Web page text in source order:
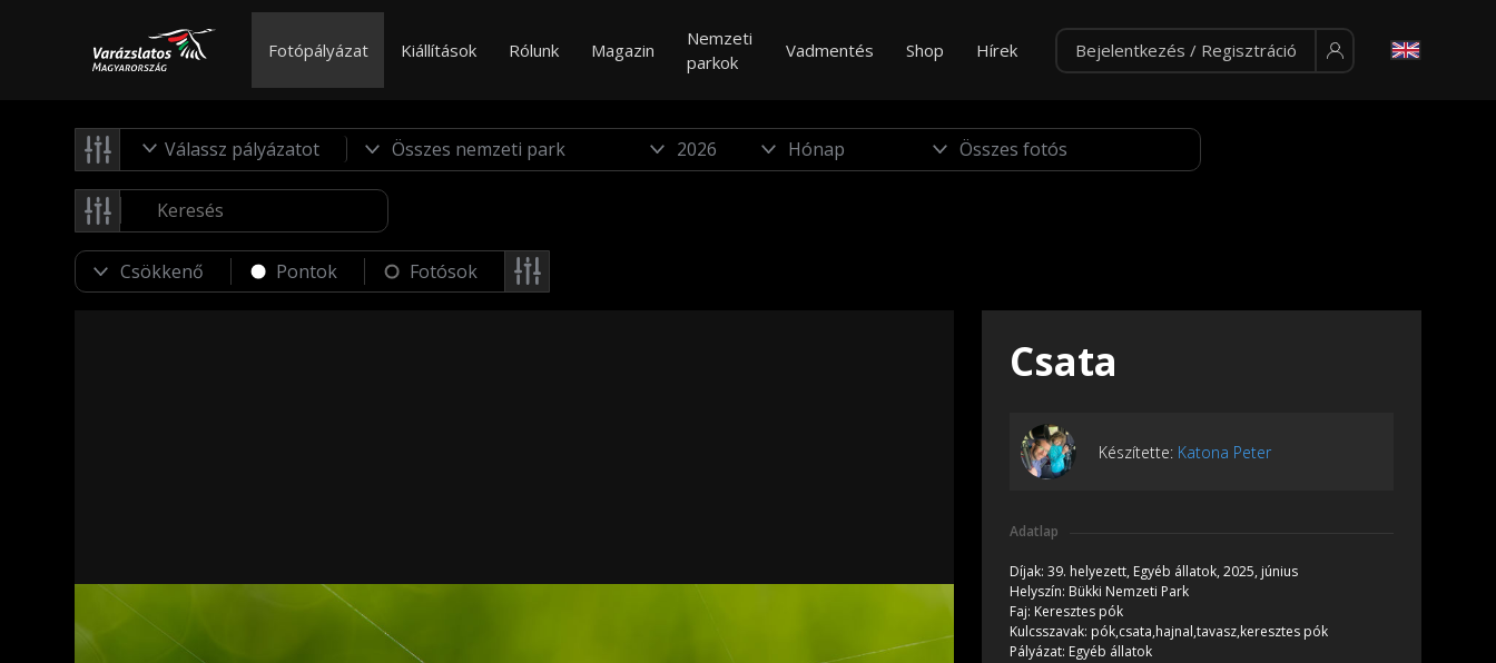
Fotópályázat Kiállítások Rólunk Magazin
Nemzeti
parkok
Vadmentés Shop Hírek Bejelentkezés / Regisztráció
Válassz pályázatot
Pontok Fotósok
Csata
Készítette: Katona Peter
Adatlap
Díjak: 39. helyezett, Egyéb állatok, 2025, június
Helyszín: Bükki Nemzeti Park
Faj: Keresztes pók
Kulcsszavak: pók,csata,hajnal,tavasz,keresztes pók
Pályázat: Egyéb állatok